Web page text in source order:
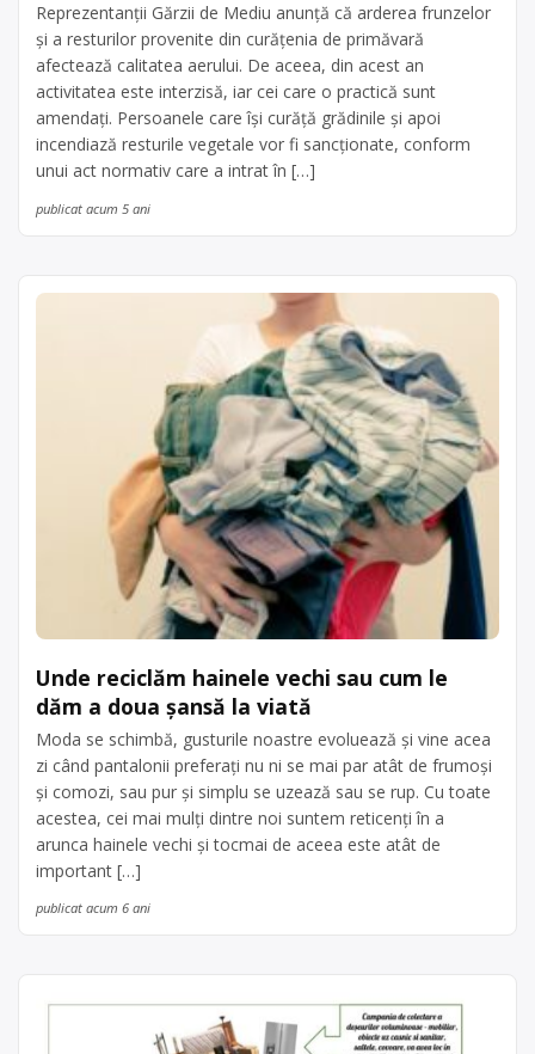
Reprezentanții Gărzii de Mediu anunță că arderea frunzelor
și a resturilor provenite din curățenia de primăvară
afectează calitatea aerului. De aceea, din acest an
activitatea este interzisă, iar cei care o practică sunt
amendați. Persoanele care își curăță grădinile și apoi
incendiază resturile vegetale vor fi sancționate, conform
unui act normativ care a intrat în […]
publicat acum 5 ani
Unde reciclăm hainele vechi sau cum le
dăm a doua șansă la viată
Moda se schimbă, gusturile noastre evoluează și vine acea
zi când pantalonii preferați nu ni se mai par atât de frumoși
și comozi, sau pur și simplu se uzează sau se rup. Cu toate
acestea, cei mai mulți dintre noi suntem reticenți în a
arunca hainele vechi și tocmai de aceea este atât de
important […]
publicat acum 6 ani